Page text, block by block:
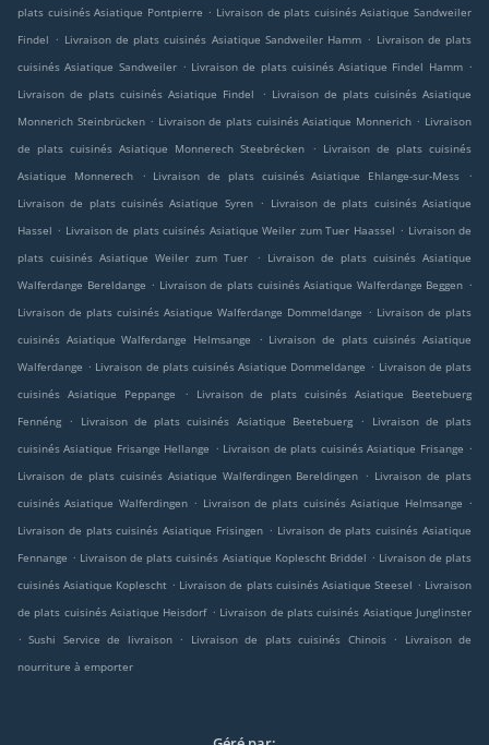
plats cuisinés Asiatique Pontpierre . Livraison de plats cuisinés Asiatique Sandweiler
Findel . Livraison de plats cuisinés Asiatique Sandweiler Hamm . Livraison de plats
cuisinés Asiatique Sandweiler . Livraison de plats cuisinés Asiatique Findel Hamm .
Livraison de plats cuisinés Asiatique Findel
. Livraison de plats cuisinés Asiatique
Monnerich Steinbrücken . Livraison de plats cuisinés Asiatique Monnerich . Livraison
de plats cuisinés Asiatique Monnerech Steebrécken
. Livraison de plats cuisinés
Asiatique Monnerech
. Livraison de plats cuisinés Asiatique Ehlange-sur-Mess
.
Livraison de plats cuisinés Asiatique Syren . Livraison de plats cuisinés Asiatique
Hassel . Livraison de plats cuisinés Asiatique Weiler zum Tuer Haassel . Livraison de
plats cuisinés Asiatique Weiler zum Tuer
. Livraison de plats cuisinés Asiatique
Walferdange Bereldange . Livraison de plats cuisinés Asiatique Walferdange Beggen .
Livraison de plats cuisinés Asiatique Walferdange Dommeldange . Livraison de plats
cuisinés Asiatique Walferdange Helmsange
. Livraison de plats cuisinés Asiatique
Walferdange . Livraison de plats cuisinés Asiatique Dommeldange . Livraison de plats
cuisinés Asiatique Peppange
.
Livraison de plats cuisinés Asiatique Beetebuerg
Fennéng
. Livraison de plats cuisinés Asiatique Beetebuerg .
Livraison de plats
cuisinés Asiatique Frisange Hellange . Livraison de plats cuisinés Asiatique Frisange .
Livraison de plats cuisinés Asiatique Walferdingen Bereldingen . Livraison de plats
cuisinés Asiatique Walferdingen . Livraison de plats cuisinés Asiatique Helmsange .
Livraison de plats cuisinés Asiatique Frisingen . Livraison de plats cuisinés Asiatique
Fennange . Livraison de plats cuisinés Asiatique Koplescht Briddel . Livraison de plats
cuisinés Asiatique Koplescht . Livraison de plats cuisinés Asiatique Steesel . Livraison
de plats cuisinés Asiatique Heisdorf . Livraison de plats cuisinés Asiatique Junglinster
. Sushi Service de livraison . Livraison de plats cuisinés Chinois .
Livraison de
nourriture à emporter